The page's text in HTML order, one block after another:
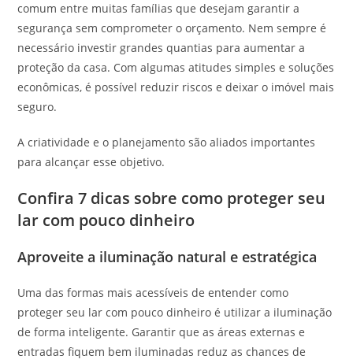
comum entre muitas famílias que desejam garantir a
segurança sem comprometer o orçamento. Nem sempre é
necessário investir grandes quantias para aumentar a
proteção da casa. Com algumas atitudes simples e soluções
econômicas, é possível reduzir riscos e deixar o imóvel mais
seguro.
A criatividade e o planejamento são aliados importantes
para alcançar esse objetivo.
Confira 7 dicas sobre como proteger seu
lar com pouco dinheiro
Aproveite a iluminação natural e estratégica
Uma das formas mais acessíveis de entender como
proteger seu lar com pouco dinheiro é utilizar a iluminação
de forma inteligente. Garantir que as áreas externas e
entradas fiquem bem iluminadas reduz as chances de